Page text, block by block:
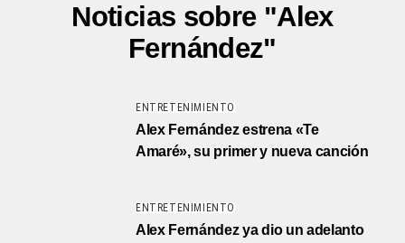
Noticias sobre "Alex
Fernández"
ENTRETENIMIENTO
Alex Fernández estrena «Te
Amaré», su primer y nueva canción
ENTRETENIMIENTO
Alex Fernández ya dio un adelanto